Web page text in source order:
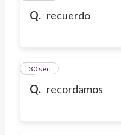
Q. recuerdo
Q. recordamos
9
30 sec